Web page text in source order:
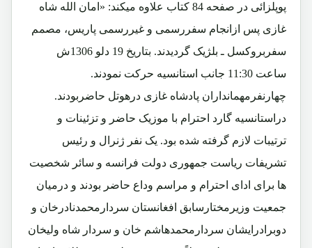
پوپلزائی در صفحه 84 کتاب علاوه میکند: «امان الله شاه
غازی پس ازانجام سفررسمی و غیررسمی پاریس، مصمم
سفربروکسل ـ بلژیک گردیدند. بتاریخ 19 دلو 1306ش
ساعت 11:30 جانب استانسیه حرکت نمودند.
چهارنفرمهمانداران پادشاه غازی درهوتل حاضربودند.
دراستانسیه گارد احترام با موزیک حاضر و تزئینات و
ترتیبات لازم گرفته شده بود. یک نفر ژنرال و رئیس
تشریفات ریاست جمهوری دولت فرانسه و سائر شخصیت
ها برای ادای احترام و مراسم وداع حاضر بودند و درمیان
جمعیت وزیرمختارسابق افغانستان سردارمحمدنادرخان و
دوبرادرایشان سردارمحمدهاشم خان و سردار شاه ولیخان